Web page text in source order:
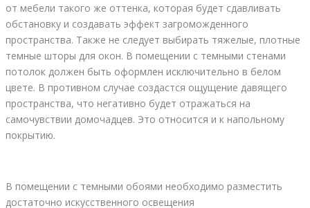
от мебели такого же оттенка, которая будет сдавливать
обстановку и создавать эффект загроможденного
пространства. Также не следует выбирать тяжелые, плотные
темные шторы для окон. В помещении с темными стенами
потолок должен быть оформлен исключительно в белом
цвете. В противном случае создастся ощущение давящего
пространства, что негативно будет отражаться на
самочувствии домочадцев. Это относится и к напольному
покрытию.
В помещении с темными обоями необходимо разместить
достаточно искусственного освещения